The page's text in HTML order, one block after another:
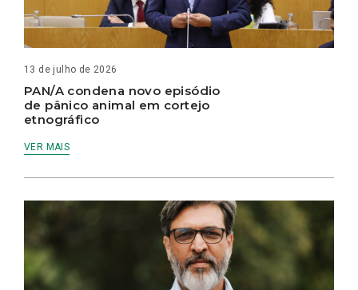
13 de julho de 2026
PAN/A condena novo episódio
de pânico animal em cortejo
etnográfico
VER MAIS